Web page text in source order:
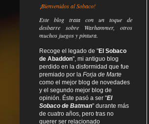
¡Bienvenidos al Sobaco!
Este blog trata con un toque de
desbarre sobre Warhammer, otros
muchos juegos y pintura.
Recoge el legado de "El Sobaco
de Abaddon", mi antiguo blog
perdido en la disformidad que fue
premiado por la Forja de Marte
como el mejor blog de novedades
y el segundo mejor blog de
opinión. Éste pasó a ser "El
Sobaco de Batman" durante más
de cuatro años, pero tras no
querer ser relacionado